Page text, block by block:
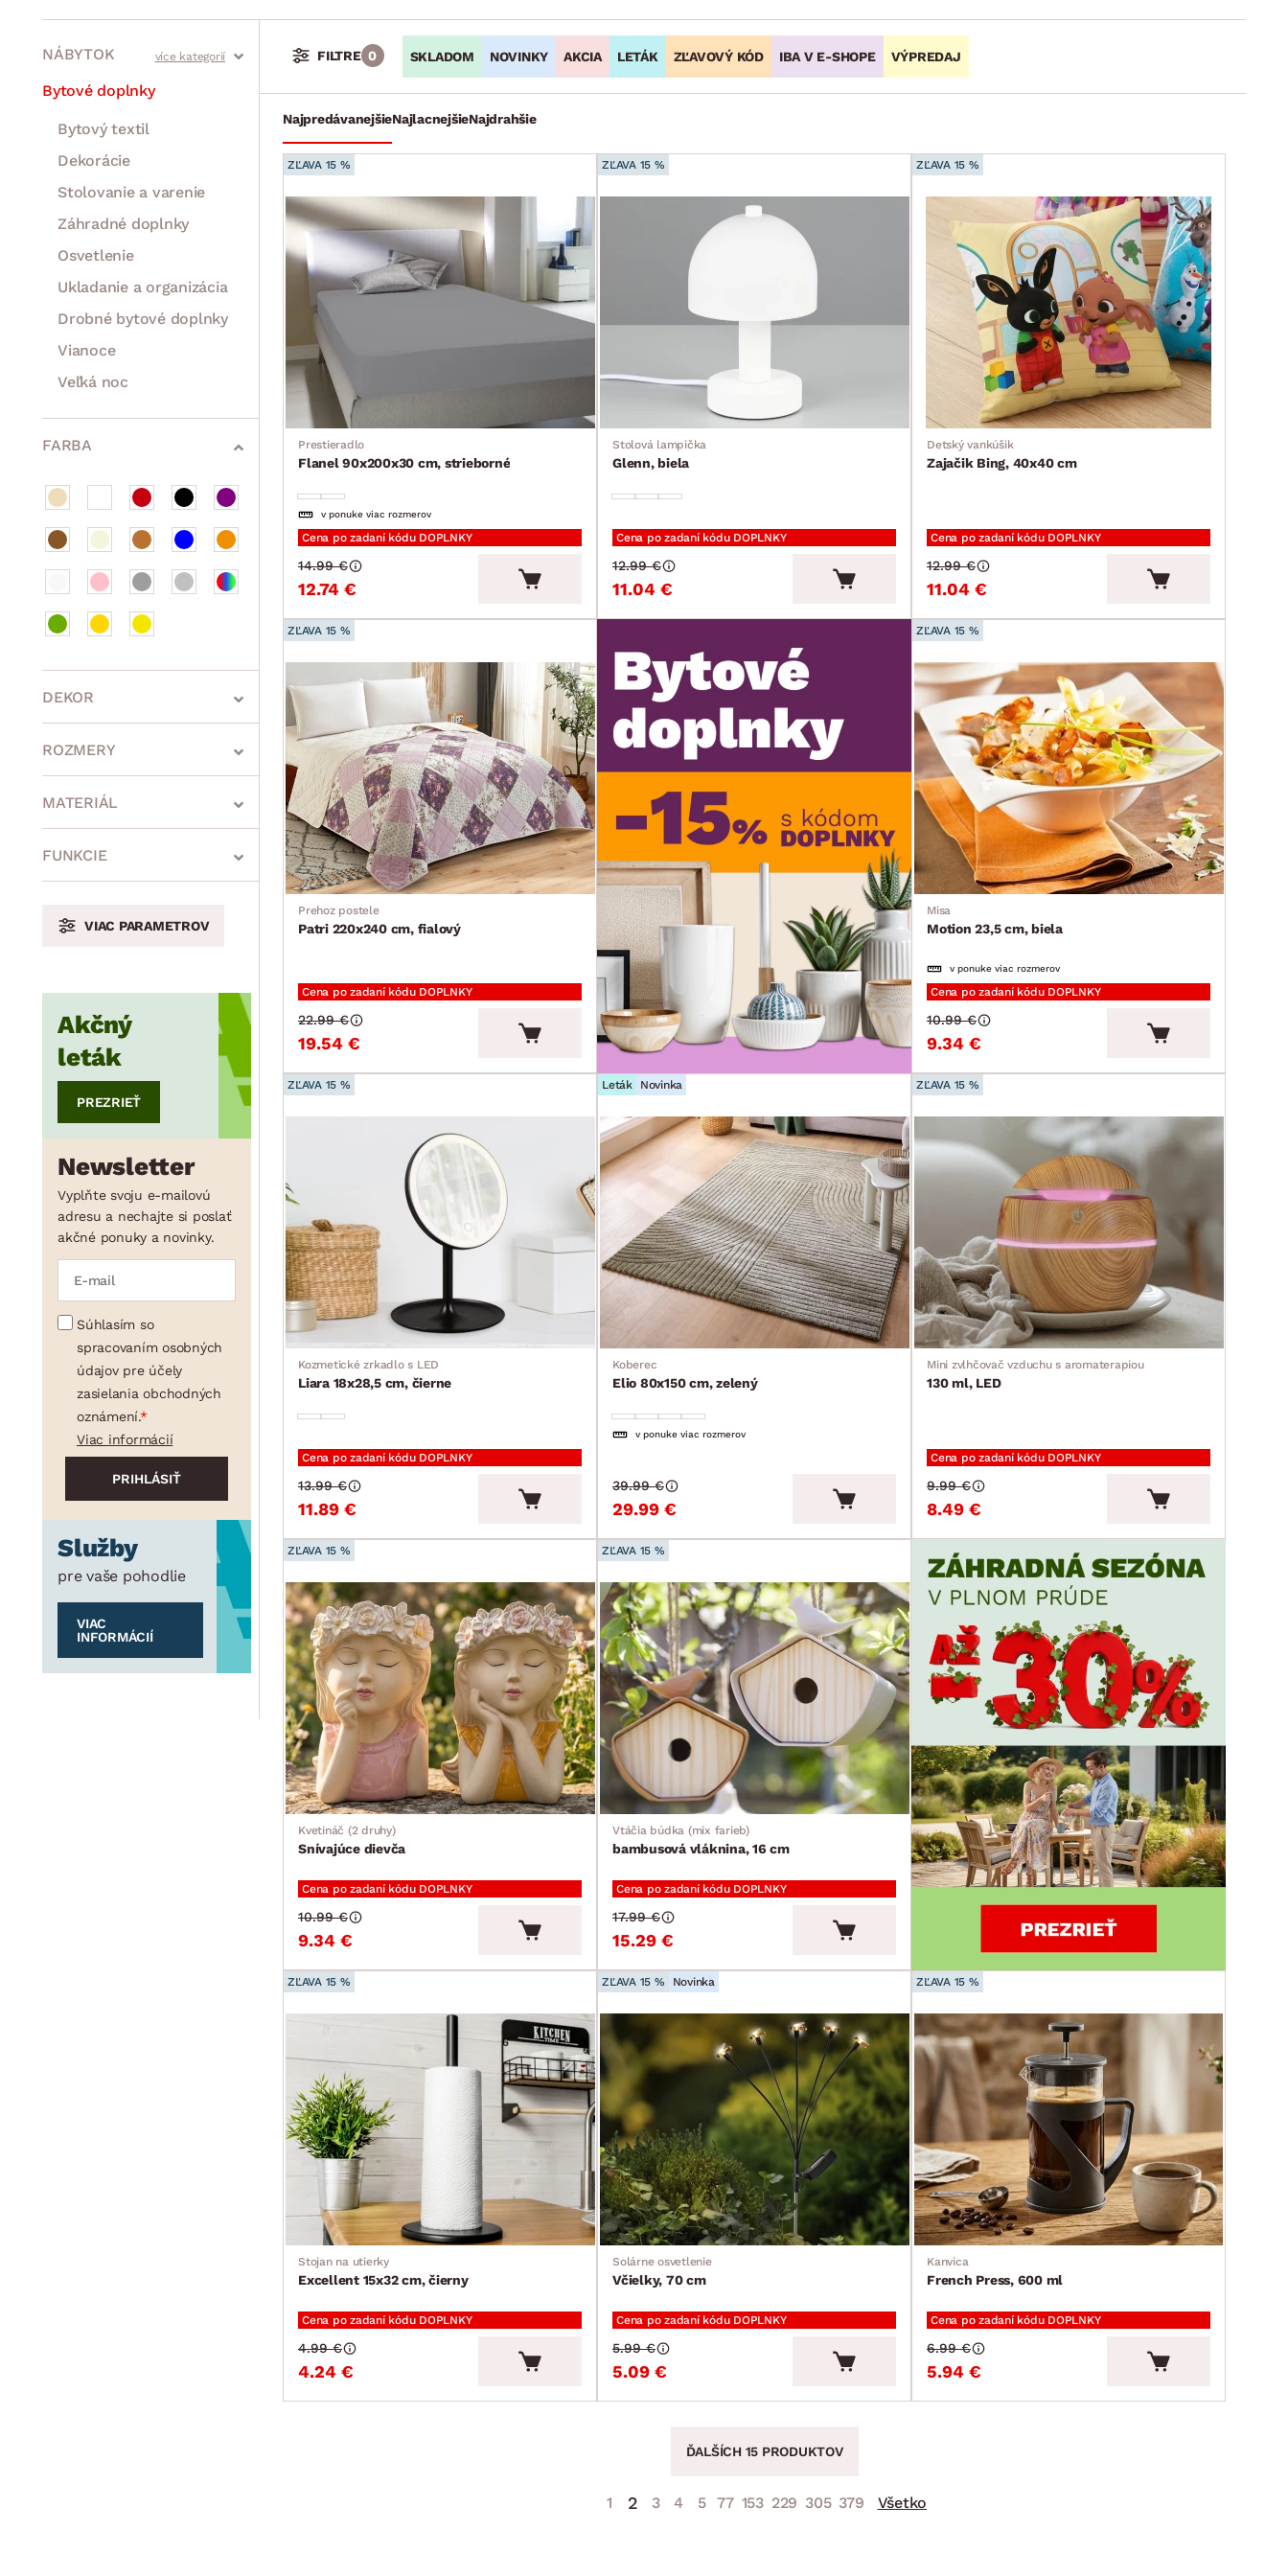
NÁBYTOK
Stoly a stolíky
Kreslá a sedenia
Stoličky a lavice
Postele
Šatníkové skrine
Rošty
Matrace
Komody, skrinky a vitríny
Bytové doplnky
Bytový textil
Dekorácie
Stolovanie a varenie
Záhradné doplnky
Osvetlenie
Ukladanie a organizácia
Drobné bytové doplnky
Vianoce
Veľká noc
FARBA
DEKOR
ROZMERY
min.
min. cm max.
min. cm cm
cm
min. cm max.
cm
MATERIÁL
FUNKCIE
VIAC PARAMETROV
Akčný
leták
PREZRIEŤ
Newsletter
Vyplňte svoju e-mailovú
adresu a nechajte si poslať
akčné ponuky a novinky.
Súhlasím so
spracovaním osobných
údajov pre účely
zasielania obchodných
oznámení.
Viac informácií
Služby
pre vaše pohodlie
VIAC
INFORMÁCIÍ
SKLADOM NOVINKY AKCIA LETÁK ZĽAVOVÝ KÓD IBA V E-SHOPE VÝPREDAJ
FILTRE 0
NajpredávanejšieNajlacnejšieNajdrahšie
ZĽAVA 15 %
Prestieradlo
Flanel 90x200x30 cm, strieborné
v ponuke viac rozmerov
Cena po zadaní kódu DOPLNKY
12.74 €
14.99 €
ZĽAVA 15 %
Stolová lampička
Glenn, biela
Cena po zadaní kódu DOPLNKY
11.04 €
12.99 €
ZĽAVA 15 %
Detský vankúšik
Zajačik Bing, 40x40 cm
Cena po zadaní kódu DOPLNKY
11.04 €
12.99 €
ZĽAVA 15 %
Prehoz postele
Patri 220x240 cm, fialový
Cena po zadaní kódu DOPLNKY
19.54 €
22.99 €
ZĽAVA 15 %
Misa
Motion 23,5 cm, biela
v ponuke viac rozmerov
Cena po zadaní kódu DOPLNKY
9.34 €
10.99 €
ZĽAVA 15 %
Kozmetické zrkadlo s LED
Liara 18x28,5 cm, čierne
Cena po zadaní kódu DOPLNKY
11.89 €
13.99 €
Leták Novinka
Koberec
Elio 80x150 cm, zelený
v ponuke viac rozmerov
29.99 €
39.99 €
ZĽAVA 15 %
Mini zvlhčovač vzduchu s aromaterapiou
130 ml, LED
Cena po zadaní kódu DOPLNKY
8.49 €
9.99 €
ZĽAVA 15 %
Kvetináč (2 druhy)
Snívajúce dievča
Cena po zadaní kódu DOPLNKY
9.34 €
10.99 €
ZĽAVA 15 %
Vtáčia búdka (mix farieb)
bambusová vláknina, 16 cm
Cena po zadaní kódu DOPLNKY
15.29 €
17.99 €
ZĽAVA 15 %
Stojan na utierky
Excellent 15x32 cm, čierny
Cena po zadaní kódu DOPLNKY
4.24 €
4.99 €
ZĽAVA 15 % Novinka
Solárne osvetlenie
Včielky, 70 cm
Cena po zadaní kódu DOPLNKY
5.09 €
5.99 €
ZĽAVA 15 %
Kanvica
French Press, 600 ml
Cena po zadaní kódu DOPLNKY
5.94 €
6.99 €
ĎALŠÍCH 15 PRODUKTOV
1 2 3 4 5 77 153 229 305 379 Všetko